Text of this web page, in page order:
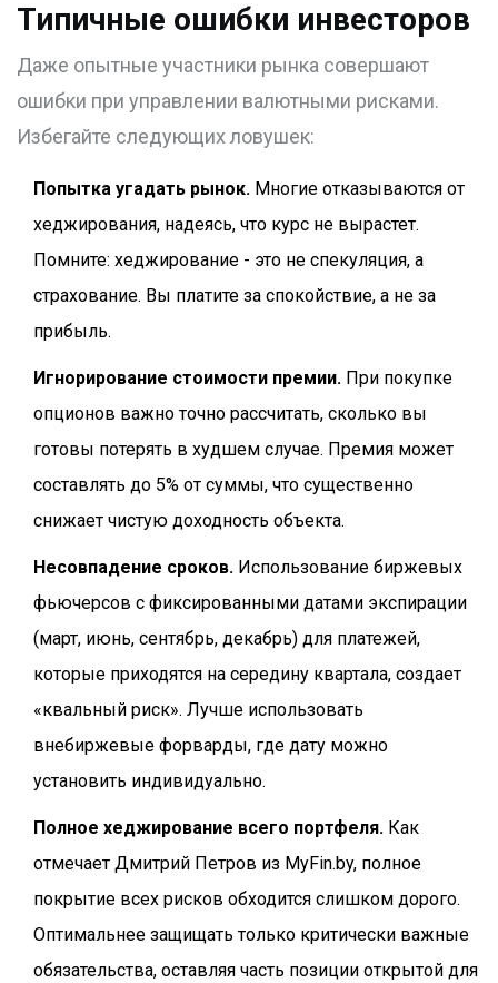
Типичные ошибки инвесторов
Даже опытные участники рынка совершают
ошибки при управлении валютными рисками.
Избегайте следующих ловушек:
Попытка угадать рынок. Многие отказываются от
хеджирования, надеясь, что курс не вырастет.
Помните: хеджирование - это не спекуляция, а
страхование. Вы платите за спокойствие, а не за
прибыль.
Игнорирование стоимости премии. При покупке
опционов важно точно рассчитать, сколько вы
готовы потерять в худшем случае. Премия может
составлять до 5% от суммы, что существенно
снижает чистую доходность объекта.
Несовпадение сроков. Использование биржевых
фьючерсов с фиксированными датами экспирации
(март, июнь, сентябрь, декабрь) для платежей,
которые приходятся на середину квартала, создает
«квальный риск». Лучше использовать
внебиржевые форварды, где дату можно
установить индивидуально.
Полное хеджирование всего портфеля. Как
отмечает Дмитрий Петров из MyFin.by, полное
покрытие всех рисков обходится слишком дорого.
Оптимальнее защищать только критически важные
обязательства, оставляя часть позиции открытой для